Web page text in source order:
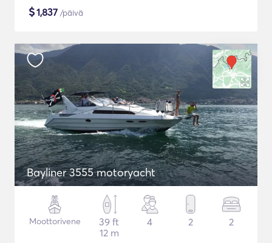
$1,837 /päivä
Bayliner 3555 motoryacht
Moottorivene
39 ft
12 m
4 2 2